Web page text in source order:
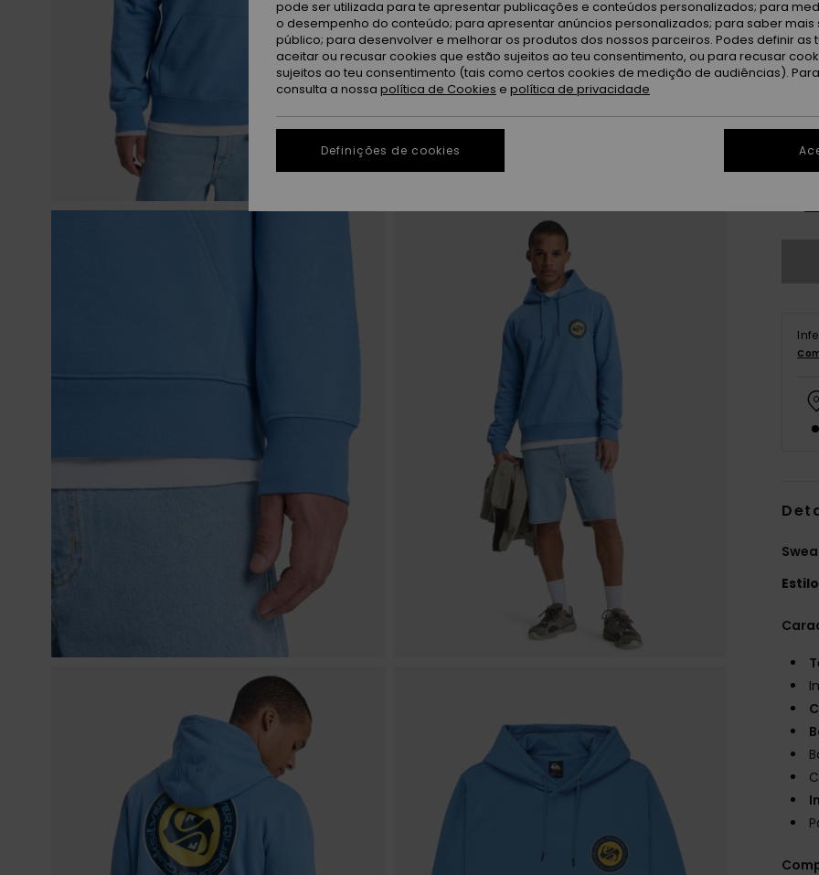
Cor
Estilo
pode ser utilizada para te apresentar publicações e conteúdos personalizados; para
o desempenho do conteúdo; para apresentar anúncios personalizados; para saber mais
público; para desenvolver e melhorar os produtos dos nossos parceiros. Podes definir as
aceitar ou recusar cookies que estão sujeitos ao teu consentimento, ou para recusar
sujeitos ao teu consentimento (tais como certos cookies de medição de audiências).
consulta a nossa política de Cookies e política de privacidade
Definições de cookies